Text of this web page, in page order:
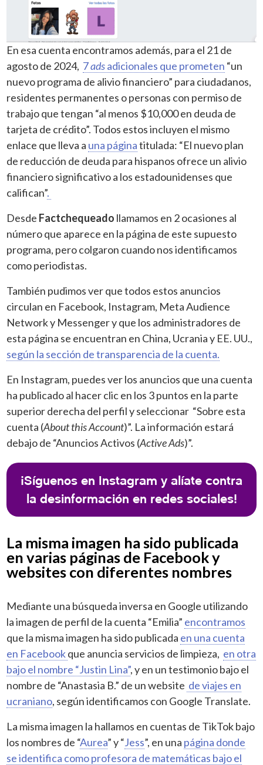
En esa cuenta encontramos además, para el 21 de
agosto de 2024, 7adsadicionales que prometen “un
nuevo programa de alivio financiero” para ciudadanos,
residentes permanentes o personas con permiso de
trabajo que tengan “al menos $10,000 en deuda de
tarjeta de crédito”. Todos estos incluyen el mismo
enlace que lleva a una páginatitulada: “El nuevo plan
de reducción de deuda para hispanos ofrece un alivio
financiero significativo a los estadounidenses que
califican”.
Desde Factchequeado llamamos en 2 ocasiones al
número que aparece en la página de este supuesto
programa, pero colgaron cuando nos identificamos
como periodistas.
También pudimos ver que todos estos anuncios
circulan en Facebook, Instagram, Meta Audience
Network y Messenger y que los administradores de
esta página se encuentran en China, Ucrania y EE. UU.,
según la sección de transparencia de la cuenta.
En Instagram, puedes ver los anuncios que una cuenta
ha publicado al hacer clic en los 3 puntos en la parte
superior derecha del perfil y seleccionar “Sobre esta
cuenta (About this Account)”. La información estará
debajo de “Anuncios Activos (Active Ads)”.
¡Síguenos en Instagram y alíate contra
la desinformación en redes sociales!
La misma imagen ha sido publicada
en varias páginas de Facebook y
websites con diferentes nombres
Mediante una búsqueda inversa en Google utilizando
la imagen de perfil de la cuenta “Emilia” encontramos
que la misma imagen ha sido publicada en una cuenta
en Facebookque anuncia servicios de limpieza, en otra
bajo el nombre “Justin Lina”, y en un testimonio bajo el
nombre de “Anastasia B.” de un website de viajes en
ucraniano, según identificamos con Google Translate.
La misma imagen la hallamos en cuentas de TikTok bajo
los nombres de “Aurea” y “Jess”, en una página donde
se identifica como profesora de matemáticas bajo el